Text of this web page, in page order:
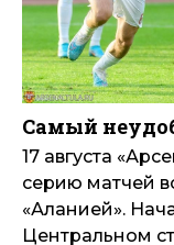
Самый
17 августа
серию матчей
«Аланией».
Центральном